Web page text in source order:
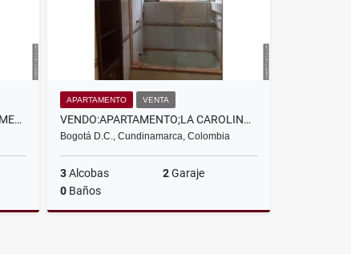
SANTA BARBARA VENDO APARTAMENTO 2H 2G 4 BAÑOS
APARTAMENTO VENTA
VENDO:APARTAMENTO;LA CAROLINA:200MT2:3H:2G
Bogotá D.C., Cundinamarca, Colombia
3Alcobas 2Garaje
0 Baños